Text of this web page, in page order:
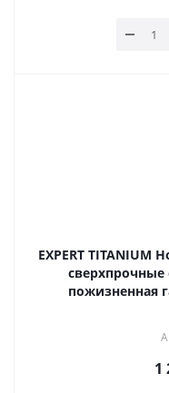
EXPERT
пожизненная
1